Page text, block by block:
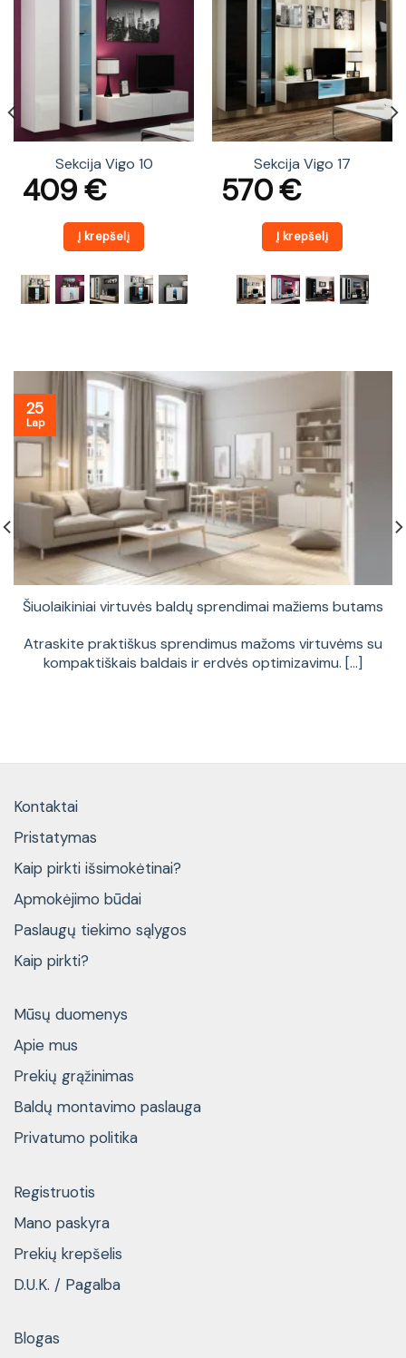
Sekcija Vigo 10
409€
Į krepšelį
Sekcija Vigo 17
570€
Į krepšelį
Šiuolaikiniai virtuvės baldų sprendimai mažiems butams
Atraskite praktiškus sprendimus mažoms virtuvėms su
kompaktiškais baldais ir erdvės optimizavimu. [...]
25
Lap
Kontaktai
Pristatymas
Kaip pirkti išsimokėtinai?
Apmokėjimo būdai
Paslaugų tiekimo sąlygos
Kaip pirkti?
Mūsų duomenys
Apie mus
Prekių grąžinimas
Baldų montavimo paslauga
Privatumo politika
Registruotis
Mano paskyra
Prekių krepšelis
D.U.K. / Pagalba
Blogas